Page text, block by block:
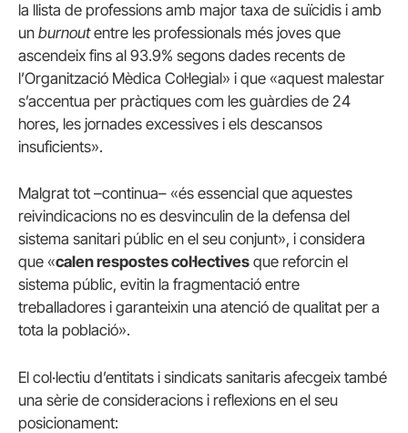
la llista de professions amb major taxa de suïcidis i amb
un burnoutentre les professionals més joves que
ascendeix fins al 93.9% segons dades recents de
l’Organització Mèdica Coŀlegial» i que «aquest malestar
s’accentua per pràctiques com les guàrdies de 24
hores, les jornades excessives i els descansos
insuficients».
Malgrat tot –continua– «és essencial que aquestes
reivindicacions no es desvinculin de la defensa del
sistema sanitari públic en el seu conjunt», i considera
que «calen respostes coŀlectives que reforcin el
sistema públic, evitin la fragmentació entre
treballadores i garanteixin una atenció de qualitat per a
tota la població».
El col·lectiu d’entitats i sindicats sanitaris afecgeix també
una sèrie de consideracions i reflexions en el seu
posicionament: